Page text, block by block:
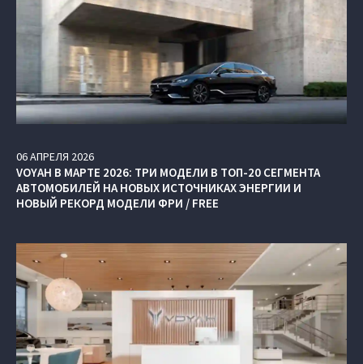
06АПРЕЛЯ 2026
VOYAH В МАРТЕ 2026: ТРИ МОДЕЛИ В ТОП-20 СЕГМЕНТА
АВТОМОБИЛЕЙ НА НОВЫХ ИСТОЧНИКАХ ЭНЕРГИИ И
НОВЫЙ РЕКОРД МОДЕЛИ ФРИ / FREE